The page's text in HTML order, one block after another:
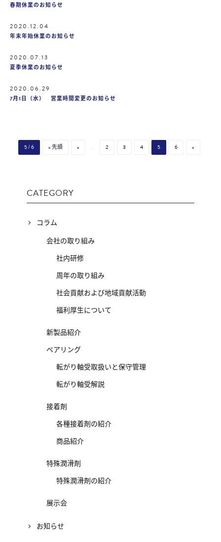
春期休業のお知らせ
2020.12.04
年末年始休業のお知らせ
2020.07.13
夏季休業のお知らせ
2020.06.29
7月1日（水） 営業時間変更のお知らせ
5 / 6 « 先頭 « ... 2 3 4 5 6 »
CATEGORY
コラム
会社の取り組み
社内研修
周年の取り組み
社会貢献および地域貢献活動
福利厚生について
新製品紹介
ベアリング
転がり軸受取扱いと保守管理
転がり軸受解説
接着剤
各種接着剤の紹介
商品紹介
特殊潤滑剤
特殊潤滑剤の紹介
展示会
お知らせ